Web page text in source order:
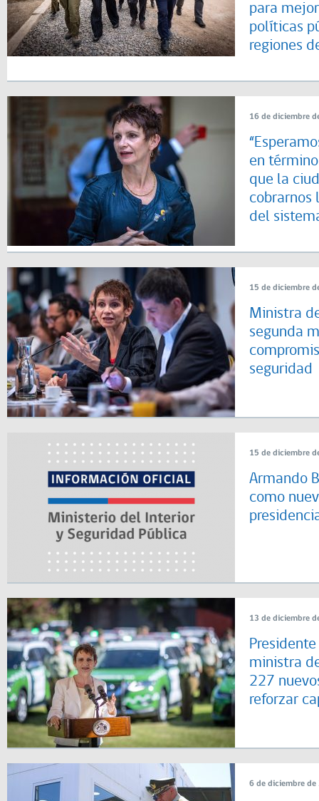
para
políticas
regiones
16 de diciembre
en
que la
cobrarnos
del
15 de diciembre
Ministra
segunda
seguridad
15 de diciembre
Armando
como
13 de diciembre
ministra
227
reforzar
6 de diciembre de